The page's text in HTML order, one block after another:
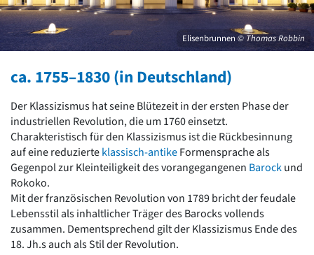
David Chipperfield
Harald Deilmann
Gottfried Böhm
Schneider von Esleben
Auszeichnung vorbildlicher Bauten NRW 2020
Big Beautiful Buildings (Großbauten der Nachkriegszeit)
Epochen
Gesamtübersicht...
Gegenwart
Postmoderne
1950er-70er Jahre
Moderne
Reformarchitektur
Jugendstil
Historismus
Elisenbrunnen © Thomas Robbin
ca. 1755–1830 (in Deutschland)
Der Klassizismus hat seine Blütezeit in der ersten Phase der
industriellen Revolution, die um 1760 einsetzt.
Charakteristisch für den Klassizismus ist die Rückbesinnung
auf eine reduzierteklassisch-antikeFormensprache als
Gegenpol zur Kleinteiligkeit des vorangegangenen Barockund
Rokoko.
Mit der französischen Revolution von 1789 bricht der feudale
Lebensstil als inhaltlicher Träger des Barocks vollends
zusammen. Dementsprechend gilt der Klassizismus Ende des
18. Jh.s auch als Stil der Revolution.